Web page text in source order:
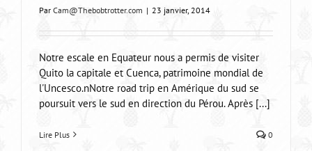
Par Cam@Thebobtrotter.com | 23 janvier, 2014
Notre escale en Equateur nous a permis de visiter
Quito la capitale et Cuenca, patrimoine mondial de
l'Uncesco.nNotre road trip en Amérique du sud se
poursuit vers le sud en direction du Pérou. Après [...]
Lire Plus 0